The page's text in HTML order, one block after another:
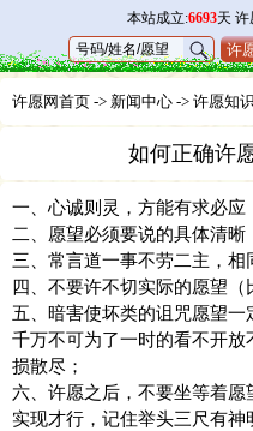
本站成立:6693天 许
许
许愿网首页 -> 新闻中心 -> 许愿知识
如何正确许
一、心诚则灵，方能有求必应
二、愿望必须要说的具体清晰
三、常言道一事不劳二主，相
四、不要许不切实际的愿望（
五、暗害使坏类的诅咒愿望一
千万不可为了一时的看不开
损散尽；
六、许愿之后，不要坐等着
实现才行，记住举头三尺有神